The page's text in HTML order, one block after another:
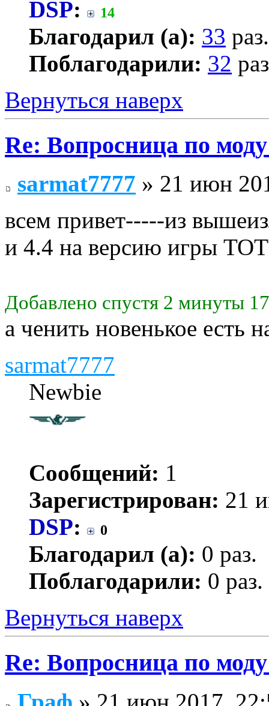
DSP: 14
Благодарил (а): 33 раз.
Поблагодарили: 32
Вернуться наверх
Re: Вопросница по
sarmat7777 » 21 июн
всем привет-----из
и 4.4 на версию игры
Добавлено спустя 2 минуты
а ченить новенькое есть
sarmat7777
Newbie
Сообщений: 1
Зарегистрирован: 21
DSP: 0
Благодарил (а): 0 раз.
Поблагодарили: 0 раз.
Вернуться наверх
Re: Вопросница по